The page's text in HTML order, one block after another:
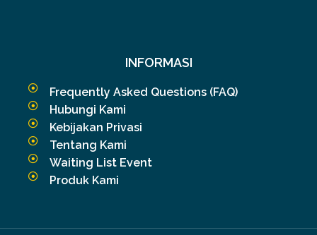
INFORMASI
Frequently Asked Questions (FAQ)
Hubungi Kami
Kebijakan Privasi
Tentang Kami
Waiting List Event
Produk Kami